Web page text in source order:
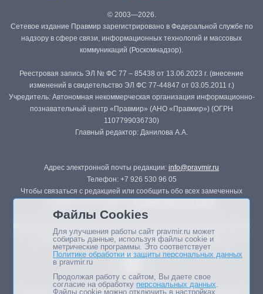
© 2003—2026.
Сетевое издание Правмир зарегистрировано в Федеральной службе по
надзору в сфере связи, информационных технологий и массовых
коммуникаций (Роскомнадзор).
Реестровая запись ЭЛ № ФС 77 – 85438 от 13.06.2023 г. (внесение
изменений в свидетельство ЭЛ ФС 77-44847 от 03.05.2011 г.)
Учредитель: Автономная некоммерческая организация информационно-
познавательный центр «Правмир» (АНО «Правмир») (ОГРН
1107799036730)
Главный редактор: Данилова А.А.
Адрес электронной почты редакции: info@pravmir.ru
Телефон: +7 926 530 96 05
Чтобы связаться с редакцией или сообщить обо всех замеченных
Републикация материалов сайта в печатных изданиях (книгах, прессе)
возможна только с письменного разрешения редакции.
Файлы Cookies
Для улучшения работы сайт pravmir.ru может
собирать данные, используя файлы cookie и
метрические программы. Это соответствует
Политике обработки и защиты персональных данных
в pravmir.ru
Продолжая работу с сайтом, Вы даете свое
согласие на обработку персональных данных.
Файлы cookie можно отключить в настройках